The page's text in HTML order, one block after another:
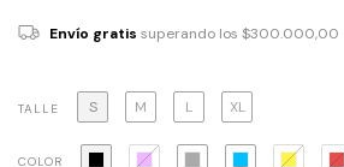
Envío gratis superando los $300.000,00
TALLE S M L XL
COLOR